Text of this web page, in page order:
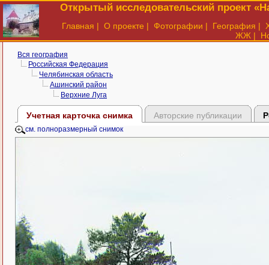
Открытый исследовательский проект
Главная | О проекте | Фотографии | География |
ЖЖ |
Вся география
Российская Федерация
Челябинская область
Ашинский район
Верхние Луга
Учетная карточка снимка Авторские публикации
см. полноразмерный снимок